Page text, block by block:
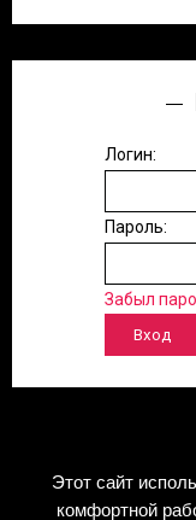
Логин:
Пароль:
Забыл
Этот сайт
комфортной